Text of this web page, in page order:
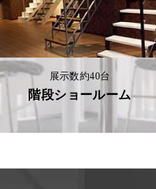
展示数約40台
階段ショールーム